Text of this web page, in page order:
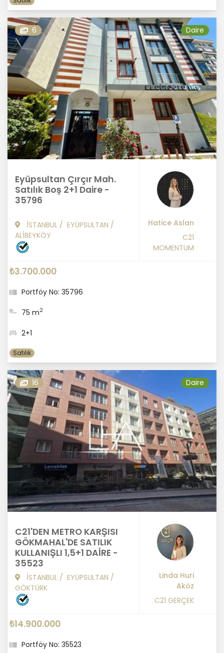
6 Daire
Eyüpsultan Çırçır Mah.
Satılık Boş 2+1 Daire -
35796
İSTANBUL / EYÜPSULTAN /
ALİBEYKÖY
Hatice Aslan
C21
MOMENTUM
₺3.700.000
Portföy No: 35796
75 m2
2+1
Satılık
16 Daire
C21'DEN METRO KARŞISI
GÖKMAHAL'DE SATILIK
KULLANIŞLI 1,5+1 DAİRE -
35523
İSTANBUL / EYÜPSULTAN /
GÖKTÜRK
Linda Huri
Aköz
C21 GERÇEK
₺14.900.000
Portföy No: 35523